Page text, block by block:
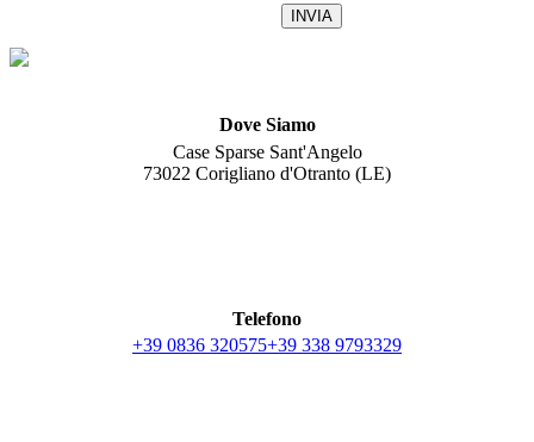
Dove Siamo
Case Sparse Sant'Angelo
73022 Corigliano d'Otranto (LE)
Telefono
+39 0836 320575+39 338 9793329